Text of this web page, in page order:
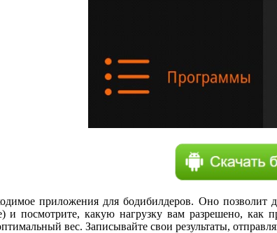
приложения для бодибилдеров. Оно
и посмотрите, какую нагрузку вам разрешено, как
вес. Записывайте свои результаты,